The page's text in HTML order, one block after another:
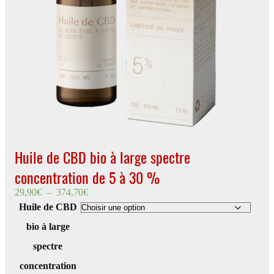
Huile de CBD bio à large spectre
concentration de 5 à 30 %
29,90€ – 374,70€Plage
de
prix :
Huile de CBD
bio à large
spectre
concentration